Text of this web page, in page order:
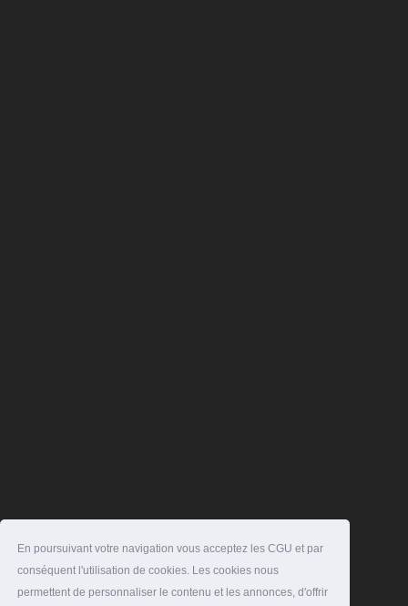
En poursuivant votre navigation vous acceptez les CGU et par
conséquent l'utilisation de cookies. Les cookies nous
permettent de personnaliser le contenu et les annonces, d'offrir